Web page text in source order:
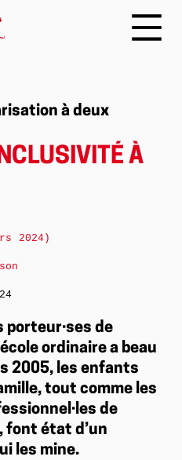
à deux
À
porteur·ses de
ordinaire a beau
2005, les enfants
tout comme les
de
font état d’un
les mine.
2024)